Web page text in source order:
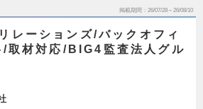
掲載期間 26/07/28～26/08/10
レーションズ/バックオフィ
/取材対応/BIG4監査法人グル